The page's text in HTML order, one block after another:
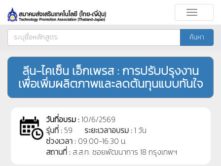
Toggle
ค้นหา
ลีน-ไคเซ็น เอ็กเพรส : การปรับปรุงงาน
เพื่อเพิ่มผลิตภาพและลดต้นทุนแบบทันใจ
วันที่อบรม :10/6/2569
รุ่นที่ : 59 ระยะเวลาอบรม :1 วัน
ช่วงเวลา : 09:00-16:30 น.
สถานที่ : ส.ส.ท. ซอยพัฒนาการ 18 กรุงเทพฯ